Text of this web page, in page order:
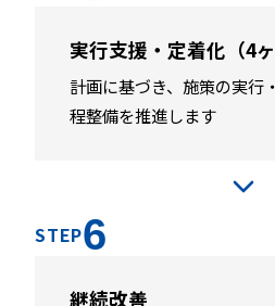
実行支援・定着化（4ヶ
計画に基づき、施策の実行
程整備を推進します
STEP6
継続改善